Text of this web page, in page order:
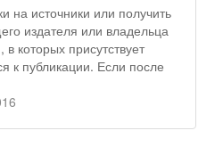
на источники или получить
издателя или владельца
которых присутствует
к публикации. Если после